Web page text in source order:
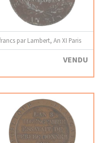
par Lambert, An XI Paris
VENDU